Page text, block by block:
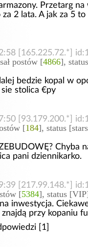
Przetarg na
2 lata. A jak za 5
[165.225.72.*]
postów [4866],
bedzie kopal w
stolica €py
[93.179.200.*]
[184], status
Chyba
pani dziennikarko.
[217.99.148.*]
[5384], status
inwestycja.
przy kopaniu
[1]